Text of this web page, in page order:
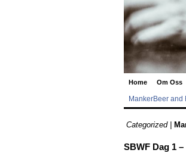
Home Om Oss
MankerBeer and
Categorized |
SBWF Dag 1